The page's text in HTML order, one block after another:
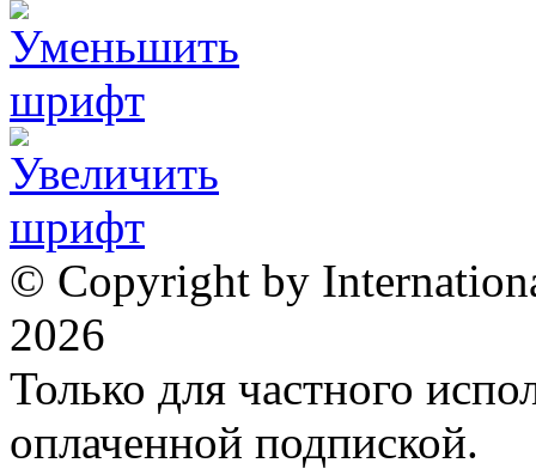
© Copyright by
2026
Только для частного
оплаченной подпиской.